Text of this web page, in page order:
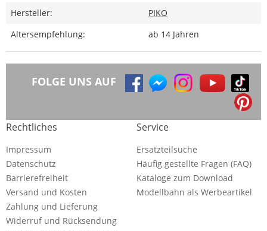
Hersteller:
PIKO
Altersempfehlung:
ab 14 Jahren
FOLGE UNS AUF
Rechtliches
Impressum
Datenschutz
Barrierefreiheit
Versand und Kosten
Zahlung und Lieferung
Widerruf und Rücksendung
Service
Ersatzteilsuche
Häufig gestellte Fragen (FAQ)
Kataloge zum Download
Modellbahn als Werbeartikel